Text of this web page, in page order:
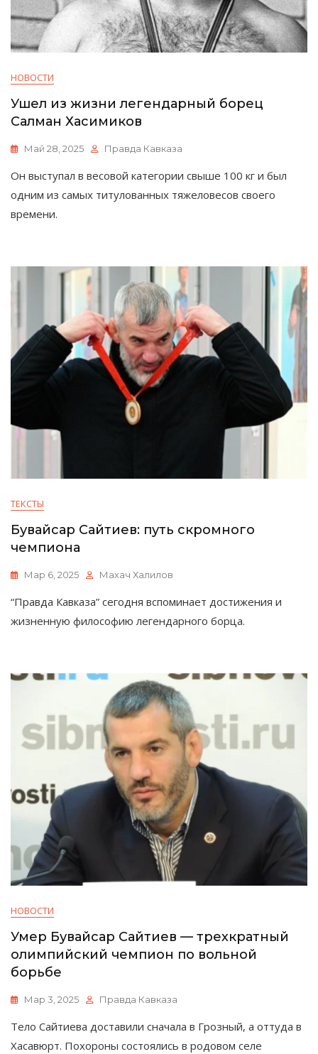
НОВОСТИ
Ушел из жизни легендарный борец
Салман Хасимиков
Май 28, 2025 Правда Кавказа
Он выступал в весовой категории свыше 100 кг и был
одним из самых титулованных тяжеловесов своего
времени.
ТЕКСТЫ
Бувайсар Сайтиев: путь скромного
чемпиона
Мар 6, 2025 Махач Халилов
“Правда Кавказа” сегодня вспоминает достижения и
жизненную философию легендарного борца.
НОВОСТИ
Умер Бувайсар Сайтиев — трехкратный
олимпийский чемпион по вольной
борьбе
Мар 3, 2025 Правда Кавказа
Тело Сайтиева доставили сначала в Грозный, а оттуда в
Хасавюрт. Похороны состоялись в родовом селе